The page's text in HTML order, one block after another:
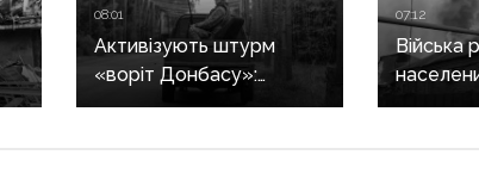
08:01
Активізують штурм
«воріт Донбасу»:
рф перекинула
07:12
Війська